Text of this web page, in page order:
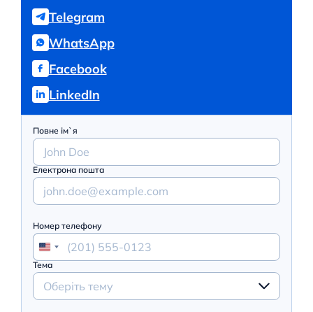
Telegram
WhatsApp
Facebook
LinkedIn
Повне ім`я
Електрона пошта
Номер телефону
Тема
Оберіть тему